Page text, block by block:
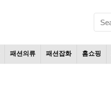
패션의류 패션잡화 홈쇼핑